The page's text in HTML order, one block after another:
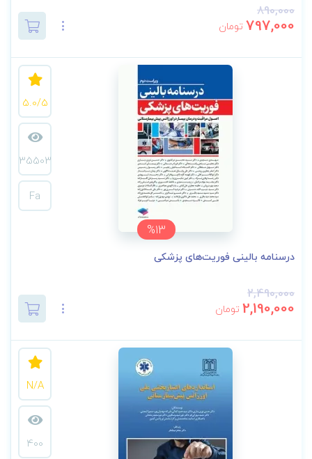
890,000
797,000 تومان
%13
5.0/5
35503
Fa
درسنامه بالینی فوریت‌های پزشکی
2,490,000
2,190,000 تومان
N/A
400